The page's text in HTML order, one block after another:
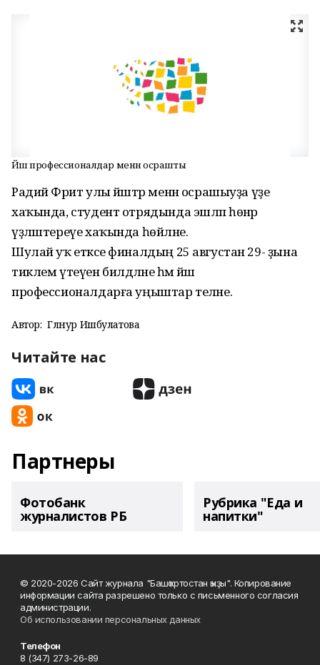
Йәш профессионалдар менән осрашты
Радий Фәрит улы йәштәр менән осрашыуҙа үҙе
хаҡында, студент отрядында эшләп һөнәр
үҙләштереүе хаҡында һөйләне.
Шулай уҡ етәксе финалдың 25 августан 29- ҙына
тиклем үтеүен билдәләне һәм йәш
профессионалдарға уңыштар теләне.
Автор: Гөлнур Ишбулатова
Читайте нас
Партнеры
Фотобанк
журналистов РБ
Рубрика "Еда и
напитки"
© 2020-2026 Сайт журнала "Башҡортостан ҡыҙы". Копирование
информации сайта разрешено только с письменного согласия
администрации.
Об использовании персональных данных
Телефон
8 (347) 273-26-89